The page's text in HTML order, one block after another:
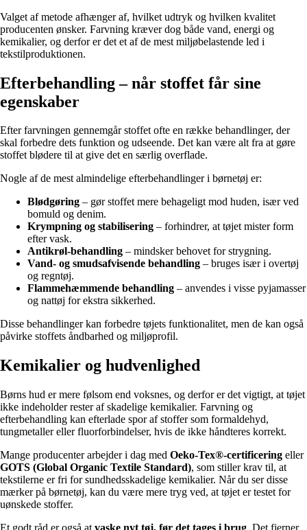
Valget af metode afhænger af, hvilket udtryk og hvilken kvalitet
producenten ønsker. Farvning kræver dog både vand, energi og
kemikalier, og derfor er det et af de mest miljøbelastende led i
tekstilproduktionen.
Efterbehandling – når stoffet får sine
egenskaber
Efter farvningen gennemgår stoffet ofte en række behandlinger, der
skal forbedre dets funktion og udseende. Det kan være alt fra at gøre
stoffet blødere til at give det en særlig overflade.
Nogle af de mest almindelige efterbehandlinger i børnetøj er:
Blødgøring – gør stoffet mere behageligt mod huden, især ved
bomuld og denim.
Krympning og stabilisering – forhindrer, at tøjet mister form
efter vask.
Antikrøl-behandling – mindsker behovet for strygning.
Vand- og smudsafvisende behandling – bruges især i overtøj
og regntøj.
Flammehæmmende behandling – anvendes i visse pyjamasser
og nattøj for ekstra sikkerhed.
Disse behandlinger kan forbedre tøjets funktionalitet, men de kan også
påvirke stoffets åndbarhed og miljøprofil.
Kemikalier og hudvenlighed
Børns hud er mere følsom end voksnes, og derfor er det vigtigt, at tøjet
ikke indeholder rester af skadelige kemikalier. Farvning og
efterbehandling kan efterlade spor af stoffer som formaldehyd,
tungmetaller eller fluorforbindelser, hvis de ikke håndteres korrekt.
Mange producenter arbejder i dag med Oeko-Tex®-certificering eller
GOTS (Global Organic Textile Standard), som stiller krav til, at
tekstilerne er fri for sundhedsskadelige kemikalier. Når du ser disse
mærker på børnetøj, kan du være mere tryg ved, at tøjet er testet for
uønskede stoffer.